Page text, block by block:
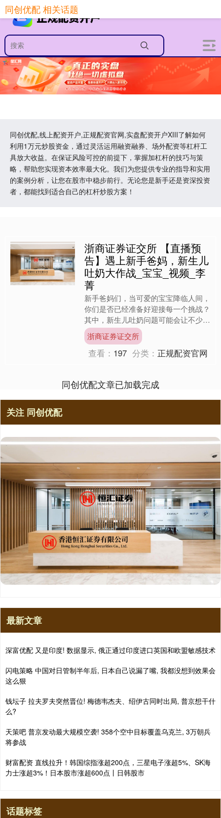
同创优配,线上配资开户,正规配资官网,实盘配资开户XIII‌了解如何
利用1万元炒股资金，通过灵活运用融资融券、场外配资等杠杆工
具放大收益。在保证风险可控的前提下，掌握加杠杆的技巧与策
略，帮助您实现资本效率最大化。我们为您提供专业的指导和实用
的案例分析，让您在股市中稳步前行。无论您是新手还是资深投资
者，都能找到适合自己的杠杆炒股方案！
同创优配 相关话题
浙商证券证交所 【直播预
告】遇上新手爸妈，新生儿
吐奶大作战_宝宝_视频_李
菁
新手爸妈们，当可爱的宝宝降临人间，
你们是否已经准备好迎接每一个挑战？
其中，新生儿吐奶问题可能会让不少新
手爸妈手足无措。新生儿吐奶是很常见
的现象，但背后的原因却多....
浙商证券证交所
查看： 197 分类： 正规配资官网
同创优配文章已加载完成
关注 同创优配
最新文章
深富优配 又是印度! 数据显示, 俄正通过印度进口英国和欧盟敏感技术
闪电策略 中国对日管制半年后, 日本自己说漏了嘴, 我都没想到效果会
这么狠
钱坛子 拉夫罗夫突然晋位! 梅德韦杰夫、绍伊古同时出局, 普京想干什
么?
天策吧 普京发动最大规模空袭! 358个空中目标覆盖乌克兰, 3万朝兵
将参战
财富配资 直线拉升！韩国综指涨超200点，三星电子涨超5%、SK海
力士涨超3%！日本股市涨超600点丨日韩股市
话题标签